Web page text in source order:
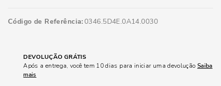
Código de Referência 0346.5D4E.0A14.0030
DEVOLUÇÃO GRÁTIS
Após a entrega, você tem 10 dias para iniciar uma devolução Saiba
mais